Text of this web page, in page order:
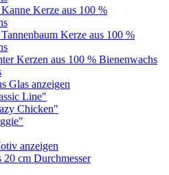
Kerze aus 100 %
Kerze aus 100 %
Kerzen aus 100 % Bienenwachs
Glas anzeigen
Line"
Chicken"
anzeigen
20 cm Durchmesser